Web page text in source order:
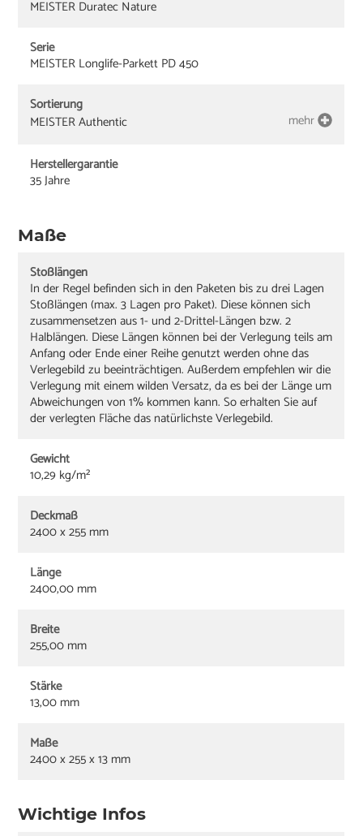
MEISTER Duratec Nature
Serie
MEISTER Longlife-Parkett PD 450
Sortierung
MEISTER Authentic
mehr
Herstellergarantie
35 Jahre
Maße
Stoßlängen
In der Regel befinden sich in den Paketen bis zu drei Lagen
Stoßlängen (max. 3 Lagen pro Paket). Diese können sich
zusammensetzen aus 1- und 2-Drittel-Längen bzw. 2
Halblängen. Diese Längen können bei der Verlegung teils am
Anfang oder Ende einer Reihe genutzt werden ohne das
Verlegebild zu beeinträchtigen. Außerdem empfehlen wir die
Verlegung mit einem wilden Versatz, da es bei der Länge um
Abweichungen von 1% kommen kann. So erhalten Sie auf
der verlegten Fläche das natürlichste Verlegebild.
Gewicht
10,29 kg/m²
Deckmaß
2400 x 255 mm
Länge
2400,00 mm
Breite
255,00 mm
Stärke
13,00 mm
Maße
2400 x 255 x 13 mm
Wichtige Infos